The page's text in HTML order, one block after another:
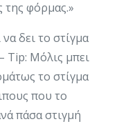
της φόρμας.»
δει το στίγμα
Tip: Μόλις μπει
το στίγμα
που το
πάσα στιγμή